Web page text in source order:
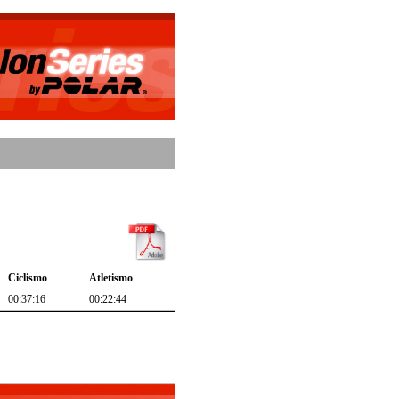
Ciclismo
Atletismo
00:37:16
00:22:44